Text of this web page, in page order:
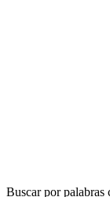
Buscar por palabras